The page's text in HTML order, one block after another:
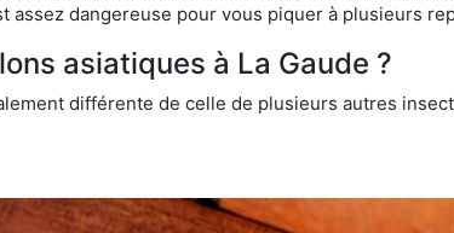
assez dangereuse pour vous piquer à plusieurs
asiatiques à La Gaude ?
différente de celle de plusieurs autres